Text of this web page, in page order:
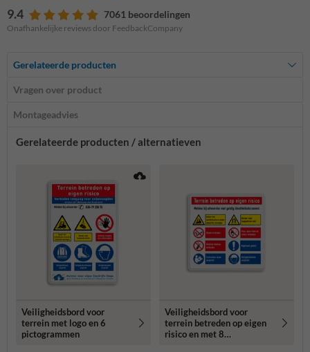
9.4 7061 beoordelingen
Onafhankelijke reviews door FeedbackCompany
Gerelateerde producten
Vragen over product
Montageadvies
Gerelateerde producten / alternatieven
Veiligheidsbord voor
terrein met logo en 6
pictogrammen
Veiligheidsbord voor
terrein betreden op eigen
risico en met 8